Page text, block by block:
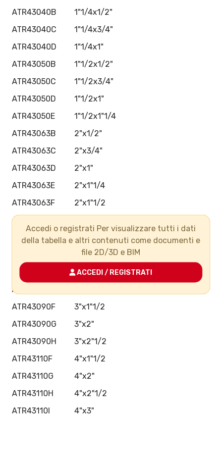
ATR43040B
1"1/4x1/2"
ATR43040C
1"1/4x3/4"
ATR43040D
1"1/4x1"
ATR43050B
1"1/2x1/2"
ATR43050C
1"1/2x3/4"
ATR43050D
1"1/2x1"
ATR43050E
1"1/2x1"1/4
ATR43063B
2"x1/2"
ATR43063C
2"x3/4"
ATR43063D
2"x1"
ATR43063E
2"x1"1/4
ATR43063F
2"x1"1/2
ATR43075D
ATR43075E
2"1/2x1"1/4
2"1/2x1"1/2
ATR43075G
2"1/2x2"
ATR43090E
ATR43090F
3"x1"1/2
ATR43090G
3"x2"
ATR43090H
3"x2"1/2
ATR43110F
4"x1"1/2
ATR43110G
4"x2"
ATR43110H
4"x2"1/2
ATR43110I
4"x3"
Accedi o registrati Per visualizzare tutti i dati
della tabella e altri contenuti come documenti e
file 2D/3D e BIM
ACCEDI / REGISTRATI